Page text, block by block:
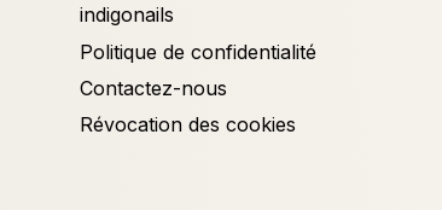
indigonails
Politique de confidentialité
Contactez-nous
Révocation des cookies